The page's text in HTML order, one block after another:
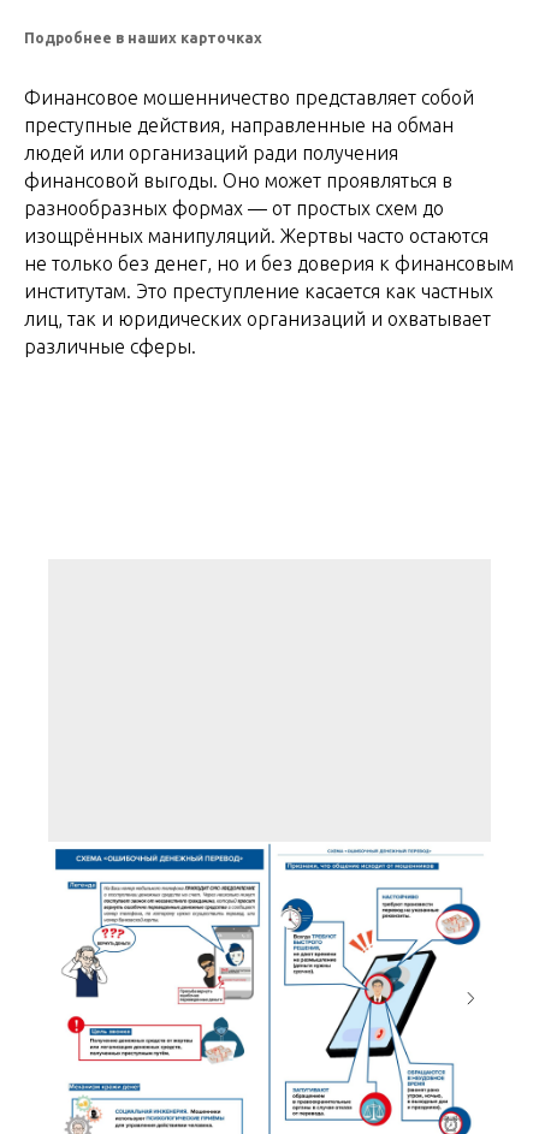
Подробнее в наших карточках
Финансовое мошенничество представляет собой
преступные действия, направленные на обман
людей или организаций ради получения
финансовой выгоды. Оно может проявляться в
разнообразных формах — от простых схем до
изощрённых манипуляций. Жертвы часто остаются
не только без денег, но и без доверия к финансовым
институтам. Это преступление касается как частных
лиц, так и юридических организаций и охватывает
различные сферы.